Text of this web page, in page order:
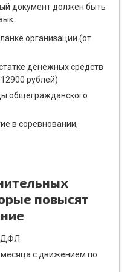
документ должен быть
организации (от
денежных средств
рублей)
общегражданского
в соревновании,
повысят
месяца с движением по